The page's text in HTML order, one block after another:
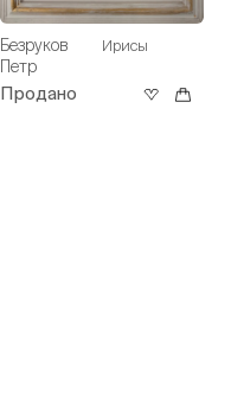
Безруков
Петр
Ирисы
Продано